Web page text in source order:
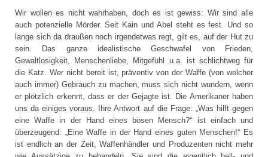
Wir wollen es nicht wahrhaben, doch es ist gewiss: Wir sind alle
auch potenzielle Mörder. Seit Kain und Abel steht es fest. Und so
lange sich da draußen noch irgendetwas regt, gilt es, auf der Hut zu
sein. Das ganze idealistische Geschwafel von Frieden,
Gewaltlosigkeit, Menschenliebe, Mitgefühl u.a. ist schlichtweg für
die Katz. Wer nicht bereit ist, präventiv von der Waffe (von welcher
auch immer) Gebrauch zu machen, muss sich nicht wundern, wenn
er plötzlich erkennt, dass er der Gejagte ist. Die Amerikaner haben
uns da einiges voraus. Ihre Antwort auf die Frage: „Was hilft gegen
eine Waffe in der Hand eines bösen Mensch?“ ist einfach und
überzeugend: „Eine Waffe in der Hand eines guten Menschen!“ Es
ist endlich an der Zeit, Waffenhändler und Produzenten nicht mehr